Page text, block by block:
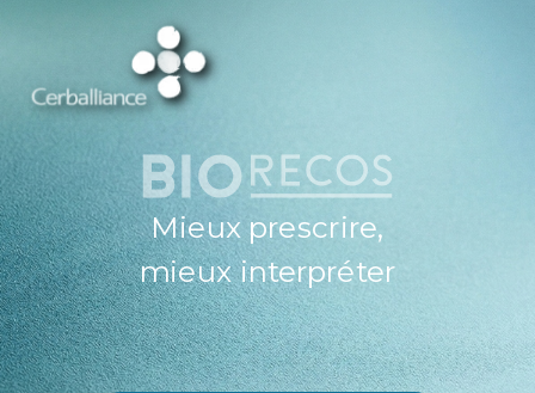
Mieux prescrire,
mieux interpréter